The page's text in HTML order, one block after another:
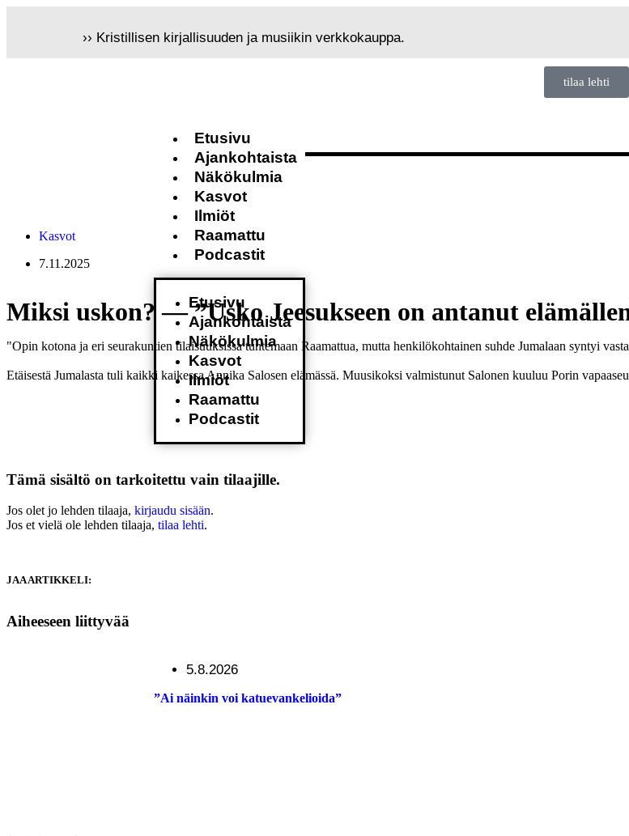
›› Kristillisen kirjallisuuden ja musiikin verkkokauppa.
tilaa lehti
Etusivu
Ajankohtaista
Näkökulmia
Kasvot
Ilmiöt
Raamattu
Podcastit
Etusivu
Ajankohtaista
Näkökulmia
Kasvot
Ilmiöt
Raamattu
Podcastit
Kasvot
7.11.2025
Miksi uskon? — ”Usko Jeesukseen on antanut
"Opin kotona ja eri seurakuntien tilaisuuksissa tuntemaan Raamattua, mutta henkilökohtainen suhde Jumalaan syntyi
Etäisestä Jumalasta tuli kaikki kaikessa Annika Salosen elämässä. Muusikoksi valmistunut Salonen kuuluu Porin
Tämä sisältö on tarkoitettu vain tilaajille.
Jos olet jo lehden tilaaja, kirjaudu sisään.
Jos et vielä ole lehden tilaaja, tilaa lehti.
JAA ARTIKKELI:
Aiheeseen liittyvää
5.8.2026
”Ai näinkin voi katuevankelioida”